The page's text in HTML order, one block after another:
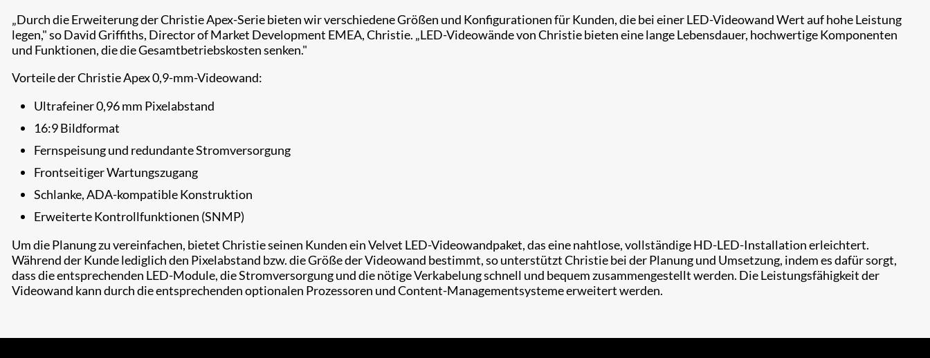
„Durch die Erweiterung der Christie Apex-Serie bieten wir verschiedene Größen und Konfigurationen für Kunden, die bei einer LED-Videowand Wert auf hohe Leistung
legen," so David Griffiths, Director of Market Development EMEA, Christie. „LED-Videowände von Christie bieten eine lange Lebensdauer, hochwertige Komponenten
und Funktionen, die die Gesamtbetriebskosten senken."
Vorteile der Christie Apex 0,9-mm-Videowand:
Ultrafeiner 0,96 mm Pixelabstand
16:9 Bildformat
Fernspeisung und redundante Stromversorgung
Frontseitiger Wartungszugang
Schlanke, ADA-kompatible Konstruktion
Erweiterte Kontrollfunktionen (SNMP)
​Um die Planung zu vereinfachen, bietet Christie seinen Kunden ein Velvet LED-Videowandpaket, das eine nahtlose, vollständige HD-LED-Installation erleichtert.
Während der Kunde lediglich den Pixelabstand bzw. die Größe der Videowand bestimmt, so unterstützt Christie bei der Planung und Umsetzung, indem es dafür sorgt,
dass die entsprechenden LED-Module, die Stromversorgung und die nötige Verkabelung schnell und bequem zusammengestellt werden. Die Leistungsfähigkeit der
Videowand kann durch die entsprechenden optionalen Prozessoren und Content-Managementsysteme erweitert werden.